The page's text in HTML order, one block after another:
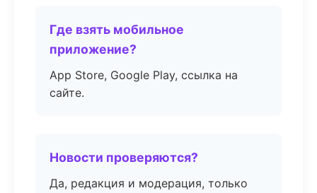
Где взять мобильное
приложение?
App Store, Google Play, ссылка на
сайте.
Новости проверяются?
Да, редакция и модерация, только